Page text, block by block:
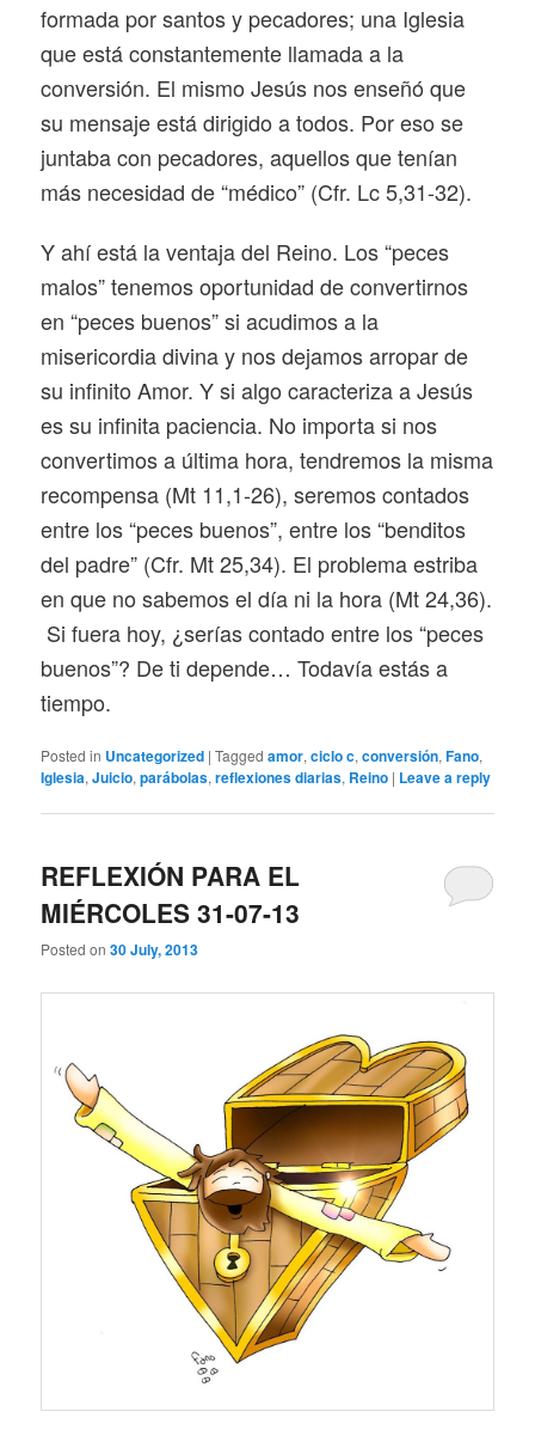
formada por santos y pecadores; una Iglesia
que está constantemente llamada a la
conversión. El mismo Jesús nos enseñó que
su mensaje está dirigido a todos. Por eso se
juntaba con pecadores, aquellos que tenían
más necesidad de “médico” (Cfr. Lc 5,31-32).
Y ahí está la ventaja del Reino. Los “peces
malos” tenemos oportunidad de convertirnos
en “peces buenos” si acudimos a la
misericordia divina y nos dejamos arropar de
su infinito Amor. Y si algo caracteriza a Jesús
es su infinita paciencia. No importa si nos
convertimos a última hora, tendremos la misma
recompensa (Mt 11,1-26), seremos contados
entre los “peces buenos”, entre los “benditos
del padre” (Cfr. Mt 25,34). El problema estriba
en que no sabemos el día ni la hora (Mt 24,36).
Si fuera hoy, ¿serías contado entre los “peces
buenos”? De ti depende… Todavía estás a
tiempo.
Posted in Uncategorized |Tagged amor,ciclo c,conversión,Fano,
Iglesia,Juicio,parábolas,reflexiones diarias, Reino | Leave a reply
REFLEXIÓN PARA EL
MIÉRCOLES 31-07-13
Posted on30 July, 2013